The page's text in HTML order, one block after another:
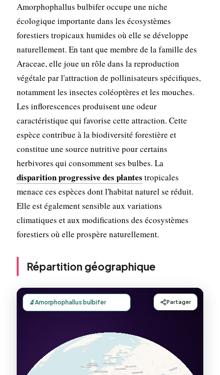
Amorphophallus bulbifer occupe une niche
écologique importante dans les écosystèmes
forestiers tropicaux humides où elle se développe
naturellement. En tant que membre de la famille des
Araceae, elle joue un rôle dans la reproduction
végétale par l'attraction de pollinisateurs spécifiques,
notamment les insectes coléoptères et les mouches.
Les inflorescences produisent une odeur
caractéristique qui favorise cette attraction. Cette
espèce contribue à la biodiversité forestière et
constitue une source nutritive pour certains
herbivores qui consomment ses bulbes. La
disparition progressive des plantes tropicales
menace ces espèces dont l'habitat naturel se réduit.
Elle est également sensible aux variations
climatiques et aux modifications des écosystèmes
forestiers où elle prospère naturellement.
Répartition géographique